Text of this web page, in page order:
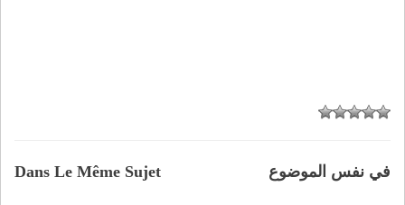
Dans Le Même Sujet في نفس الموضوع